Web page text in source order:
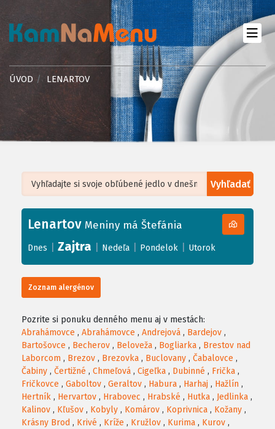
ÚVOD LENARTOV
Vyhľadať
+
−
Leaflet| ©OpenStreetMap, Tiles courtesy ofHumanitarian OpenStreetMap
Lenartov Meniny má Štefánia
Dnes Zajtra Nedeľa Pondelok Utorok
Zoznam alergénov
Pozrite si ponuku denného menu aj v mestách:
Abrahámovce , Abrahámovce , Andrejová , Bardejov ,
Bartošovce , Becherov , Beloveža , Bogliarka , Brestov nad
Laborcom , Brezov , Brezovka , Buclovany , Čabalovce ,
Čabiny , Čertižné , Chmeľová , Cigeľka , Dubinné , Frička ,
Fričkovce , Gaboltov , Geraltov , Habura , Harhaj , Hažlín ,
Hertník , Hervartov , Hrabovec , Hrabské , Hutka , Jedlinka ,
Kalinov , Kľušov , Kobyly , Komárov , Koprivnica , Kožany ,
Krásny Brod , Krivé , Kríže , Kružlov , Kurima , Kurov ,